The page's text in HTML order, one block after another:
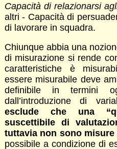
Capacità di relazionarsi
altri - Capacità di
di lavorare in squadra.
Chiunque abbia una
di misurazione si rende
caratteristiche è
essere misurabile deve
definibile in termini
dall’introduzione di
esclude che una
suscettibile di
tuttavia non sono
possibile a condizione di